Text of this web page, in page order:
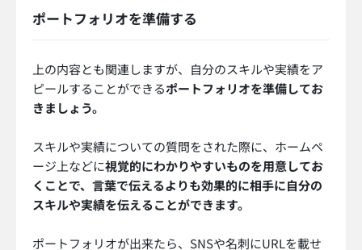
ポートフォリオを準備する
上の内容とも関連しますが、自分のスキルや実績をア
ピールすることができるポートフォリオを準備してお
きましょう。
スキルや実績についての質問をされた際に、ホームペ
ージ上などに視覚的にわかりやすいものを用意してお
くことで、言葉で伝えるよりも効果的に相手に自分の
スキルや実績を伝えることができます。
ポートフォリオが出来たら、SNSや名刺にURLを載せ